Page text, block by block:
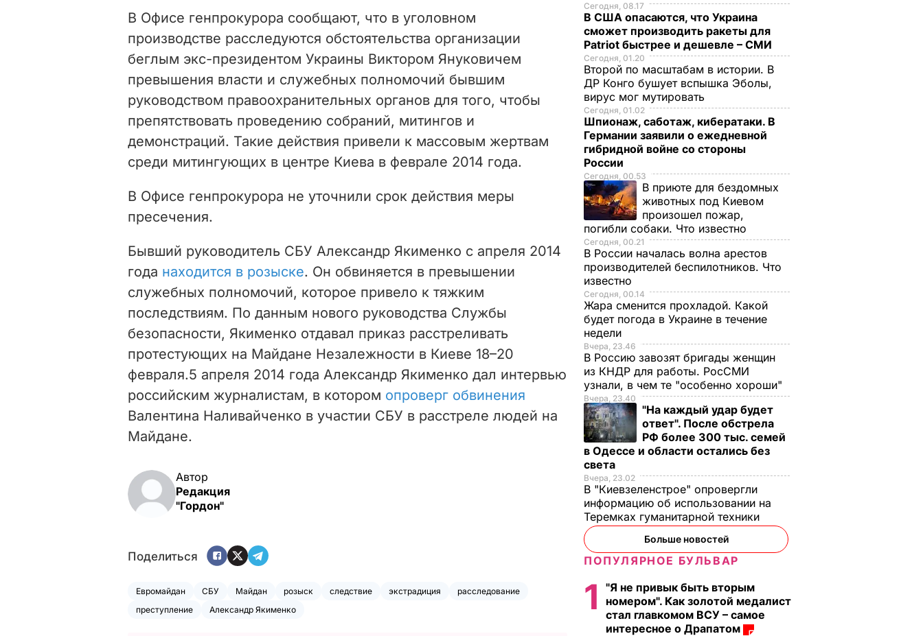
В Офисе генпрокурора сообщают, что в уголовном
производстве расследуются обстоятельства организации
беглым экс-президентом Украины Виктором Януковичем
превышения власти и служебных полномочий бывшим
руководством правоохранительных органов для того, чтобы
препятствовать проведению собраний, митингов и
демонстраций. Такие действия привели к массовым жертвам
среди митингующих в центре Киева в феврале 2014 года.
В Офисе генпрокурора не уточнили срок действия меры
пресечения.
Бывший руководитель СБУ Александр Якименко с апреля 2014
года находится в розыске. Он обвиняется в превышении
служебных полномочий, которое привело к тяжким
последствиям. По данным нового руководства Службы
безопасности, Якименко отдавал приказ расстреливать
протестующих на Майдане Незалежности в Киеве 18–20
февраля.5 апреля 2014 года Александр Якименко дал интервью
российским журналистам, в котором опроверг обвинения
Валентина Наливайченко в участии СБУ в расстреле людей на
Майдане.
Автор
Редакция
"Гордон"
Поделиться
Евромайдан СБУ Майдан розыск следствие экстрадиция
расследование
преступление
Александр Якименко
Сегодня, 08.17
В США опасаются, что Украина
сможет производить ракеты для
Patriot быстрее и дешевле – СМИ
Сегодня, 01.20
Второй по масштабам в истории. В
ДР Конго бушует вспышка Эболы,
вирус мог мутировать
Сегодня, 01.02
Шпионаж, саботаж, кибератаки. В
Германии заявили о ежедневной
гибридной войне со стороны
России
Сегодня, 00.53
В приюте для бездомных
животных под Киевом
произошел пожар,
погибли собаки. Что известно
Сегодня, 00.21
В России началась волна арестов
производителей беспилотников. Что
известно
Сегодня, 00.14
Жара сменится прохладой. Какой
будет погода в Украине в течение
недели
Вчера, 23.46
В Россию завозят бригады женщин
из КНДР для работы. РосСМИ
узнали, в чем те "особенно хороши"
Вчера, 23.40
"На каждый удар будет
ответ". После обстрела
РФ более 300 тыс. семей
в Одессе и области остались без
света
Вчера, 23.02
В "Киевзеленстрое" опровергли
информацию об использовании на
Теремках гуманитарной техники
Больше новостей
ПОПУЛЯРНОЕ БУЛЬВАР
1
"Я не привык быть вторым
номером". Как золотой медалист
стал главкомом ВСУ – самое
интересное о Драпатом